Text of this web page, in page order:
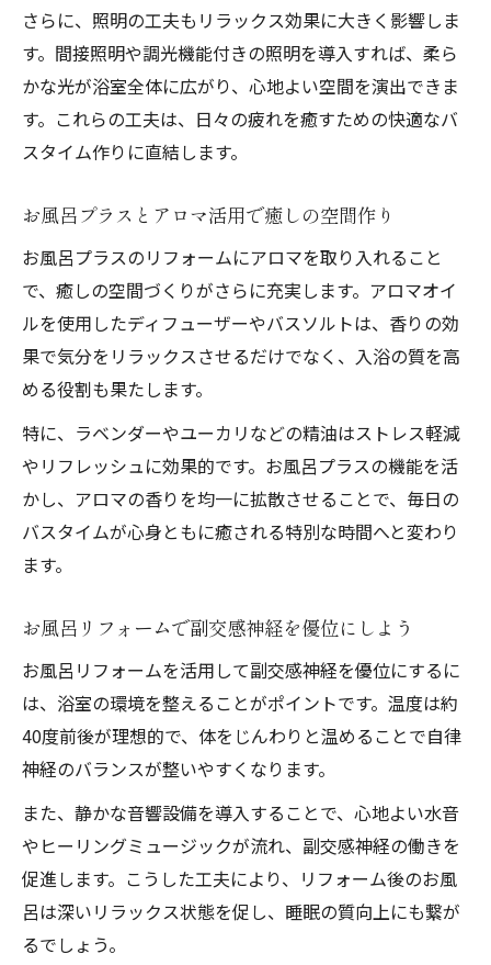
さらに、照明の工夫もリラックス効果に大きく影響しま
す。間接照明や調光機能付きの照明を導入すれば、柔ら
かな光が浴室全体に広がり、心地よい空間を演出できま
す。これらの工夫は、日々の疲れを癒すための快適なバ
スタイム作りに直結します。
お風呂プラスとアロマ活用で癒しの空間作り
お風呂プラスのリフォームにアロマを取り入れること
で、癒しの空間づくりがさらに充実します。アロマオイ
ルを使用したディフューザーやバスソルトは、香りの効
果で気分をリラックスさせるだけでなく、入浴の質を高
める役割も果たします。
特に、ラベンダーやユーカリなどの精油はストレス軽減
やリフレッシュに効果的です。お風呂プラスの機能を活
かし、アロマの香りを均一に拡散させることで、毎日の
バスタイムが心身ともに癒される特別な時間へと変わり
ます。
お風呂リフォームで副交感神経を優位にしよう
お風呂リフォームを活用して副交感神経を優位にするに
は、浴室の環境を整えることがポイントです。温度は約
40度前後が理想的で、体をじんわりと温めることで自律
神経のバランスが整いやすくなります。
また、静かな音響設備を導入することで、心地よい水音
やヒーリングミュージックが流れ、副交感神経の働きを
促進します。こうした工夫により、リフォーム後のお風
呂は深いリラックス状態を促し、睡眠の質向上にも繋が
るでしょう。